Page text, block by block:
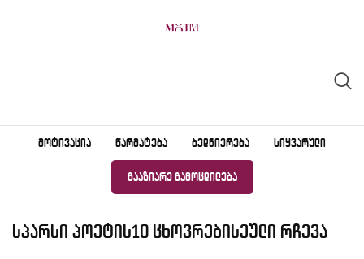
ᲛᲝᲢᲘᲕᲐᲪᲘᲐ ᲬᲐᲠᲛᲐᲢᲔᲑᲐ ᲑᲔᲓᲜᲘᲔᲠᲔᲑᲐ ᲡᲘᲧᲕᲐᲠᲣᲚᲘ
ᲒᲐᲐᲖᲘᲐᲠᲔ ᲒᲐᲛᲝᲪᲓᲘᲚᲔᲑᲐ
სპარსი პოეტის10 ცხოვრებისეული რჩევა